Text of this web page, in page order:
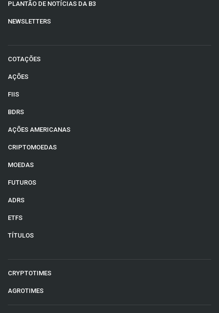
PLANTÃO DE NOTÍCIAS DA B3
NEWSLETTERS
COTAÇÕES
AÇÕES
FIIS
BDRS
AÇÕES AMERICANAS
CRIPTOMOEDAS
MOEDAS
FUTUROS
ADRS
ETFS
TÍTULOS
CRYPTOTIMES
AGROTIMES